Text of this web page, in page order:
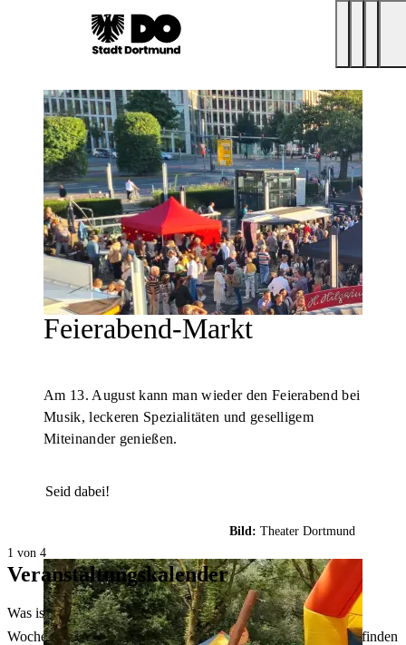
Feierabend-Markt
Am 13. August kann man wieder den Feierabend bei
Musik, leckeren Spezialitäten und geselligem
Miteinander genießen.
Seid dabei!
Bild: Theater Dortmund
1 von 4
Veranstaltungskalender
Was ist heute in Dortmund los? Welche Konzerte gibt es am
Wochenende? Im größten Veranstaltungskalender Dortmunds finden